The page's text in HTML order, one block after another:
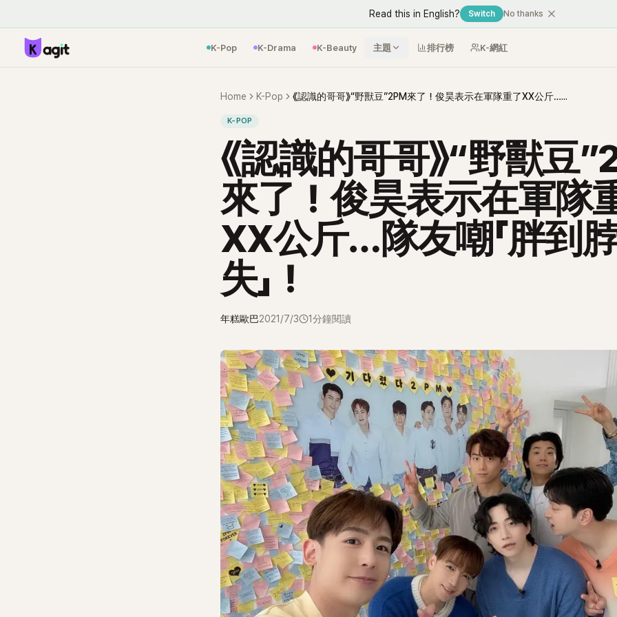
Read this in English? Switch No thanks
K-Pop K-Drama K-Beauty 主題 排行榜 K-網紅
Home K-Pop 《認識的哥哥》“野獸豆”2PM來了！俊昊表示在軍隊重了XX公斤…隊友嘲「胖到脖子消失」！
K-POP
《認識的哥哥》“野獸豆
來了！俊昊表示在軍隊
XX公斤…隊友嘲「胖到
失」！
年糕歐巴2021/7/3 1分鐘閱讀